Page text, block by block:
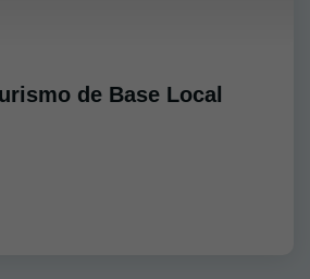
de Base Local